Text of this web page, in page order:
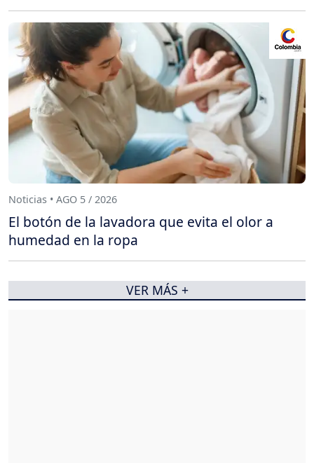
Noticias • AGO 5 / 2026
El botón de la lavadora que evita el olor a
humedad en la ropa
VER MÁS +